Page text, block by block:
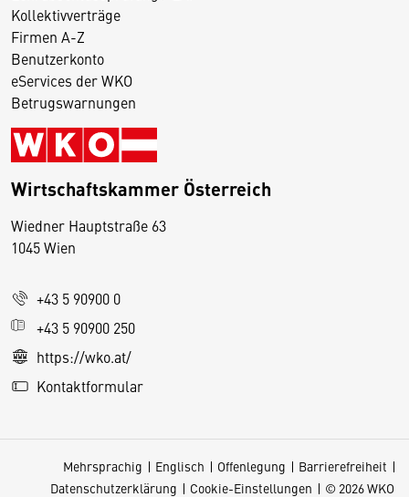
Kollektivverträge
Firmen A-Z
Benutzerkonto
eServices der WKO
Betrugswarnungen
Wirtschaftskammer Österreich
Wiedner Hauptstraße 63
1045 Wien
+43 5 90900 0
+43 5 90900 250
https://wko.at/
Kontaktformular
Mehrsprachig Englisch Offenlegung
Barrierefreiheit
Datenschutzerklärung
Cookie-Einstellungen © 2026 WKO
D
s
e
S
e